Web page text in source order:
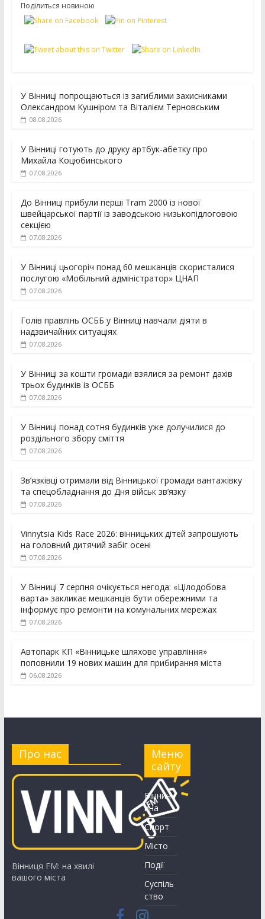
Поділиться новиною
У Вінниці попрощаються із загиблими захисниками
Олександром Кушніром та Віталієм Терновським
08.08.2026
У Вінниці готують до друку артбук-абетку про
Михайла Коцюбинського
07.08.2026
До Вінниці прибули перші Tram 2000 із нової
швейцарської партії із заводською низькопідлоговою
секцією
07.08.2026
У Вінниці цьогоріч понад 60 мешканців скористалися
послугою «Мобільний адміністратор» ЦНАП
07.08.2026
Голів правлінь ОСББ у Вінниці навчали діяти в
надзвичайних ситуаціях
07.08.2026
У Вінниці за кошти громади взялися за ремонт дахів
трьох будинків із ОСББ
07.08.2026
У Вінниці понад сотня будинків уже долучилися до
роздільного збору сміття
07.08.2026
Зв’язківці отримали від Вінницької громади вантажівку
та спецобладнання до Дня військ зв’язку
07.08.2026
Vinnytsia Kids Race 2026: вінницьких дітей запрошують
на головний дитячий забіг осені
07.08.2026
У Вінниці 7 серпня очікується негода: «Цілодобова
варта» закликає мешканців бути обережними та
інформує про ремонти на комунальних мережах
07.08.2026
Автопарк КП «Вінницьке шляхове управління»
поповнили 19 нових машин для прибирання міста
06.08.2026
Про нас
Вінниця FM: на хвилі
вашого міста
Меню
сайту
Вінничч
ина
Спорт
Місто
Події
Суспіль
ство